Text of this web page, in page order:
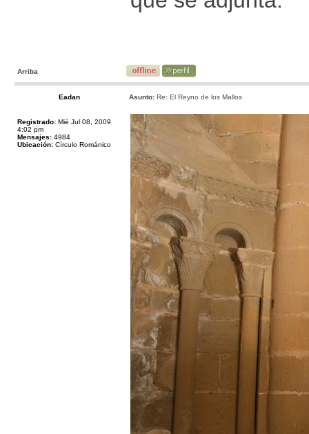
Arriba
Eadan Asunto: Re: El Reyno de los Mallos
Registrado: Mié Jul 08, 2009
4:02 pm
Mensajes: 4984
Ubicación: Círculo Románico